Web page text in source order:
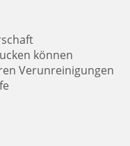
können
Verunreinigungen